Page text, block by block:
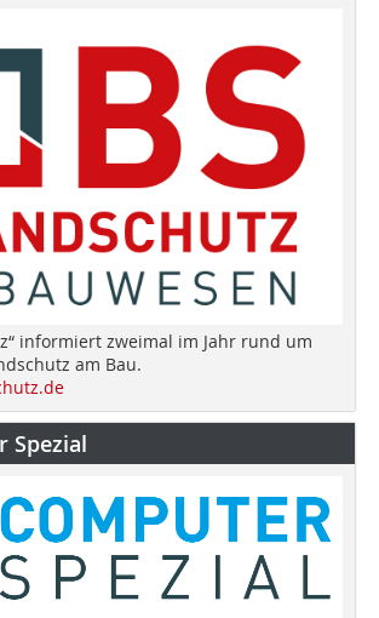
informiert zweimal im Jahr rund um
am Bau.
Spezial